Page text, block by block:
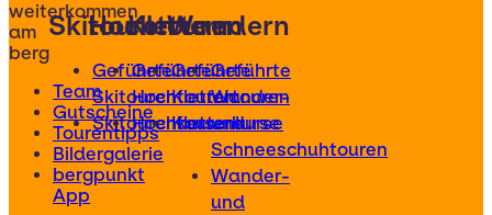
weiterkommen
am
berg
Team
Gutscheine
Tourentipps
Bildergalerie
bergpunkt
App
Skitouren
Geführte
Skitouren
Skitourenkurse
Hochtouren
Geführte
Hochtouren
Hochtourenkurse
Klettern
Geführte
Klettertouren
Kletterkurse
Wandern
Geführte
Wander-
und
Schneeschuhtouren
Wander-
und